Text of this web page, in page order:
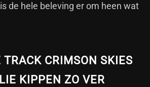
de hele beleving er om heen wat
CRIMSON SKIES
KIPPEN ZO VER